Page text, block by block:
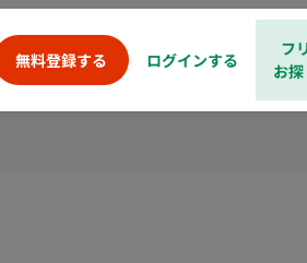
無料登録する ログインする
フ
お